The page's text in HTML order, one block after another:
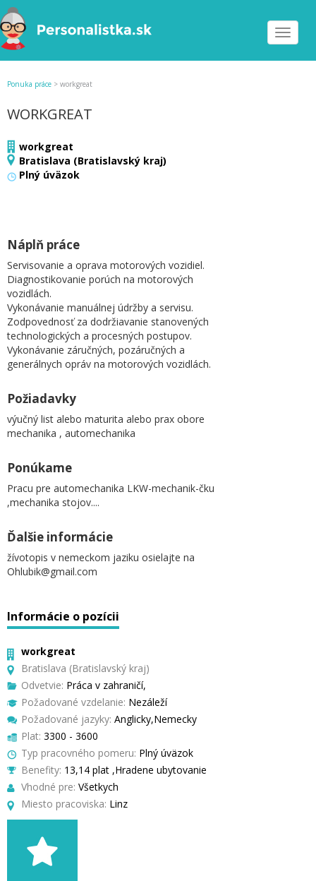
Toggle
Ponuka práce > workgreat
WORKGREAT
workgreat
Bratislava (Bratislavský kraj)
Plný úväzok
Náplň práce
Servisovanie a oprava motorových vozidiel.
Diagnostikovanie porúch na motorových
vozidlách.
Vykonávanie manuálnej údržby a servisu.
Zodpovednosť za dodržiavanie stanovených
technologických a procesných postupov.
Vykonávanie záručných, pozáručných a
generálnych opráv na motorových vozidlách.
Požiadavky
výučný list alebo maturita alebo prax obore
mechanika , automechanika
Ponúkame
Pracu pre automechanika LKW-mechanik-čku
,mechanika stojov....
Ďalšie informácie
žívotopis v nemeckom jaziku osielajte na
Ohlubik@gmail.com
Informácie o pozícii
workgreat
Bratislava (Bratislavský kraj)
Odvetvie: Práca v zahraničí,
Požadované vzdelanie: Nezáleží
Požadované jazyky: Anglicky,Nemecky
Plat: 3300 - 3600
Typ pracovného pomeru: Plný úväzok
Benefity: 13,14 plat ,Hradene ubytovanie
Vhodné pre: Všetkych
Miesto pracoviska: Linz